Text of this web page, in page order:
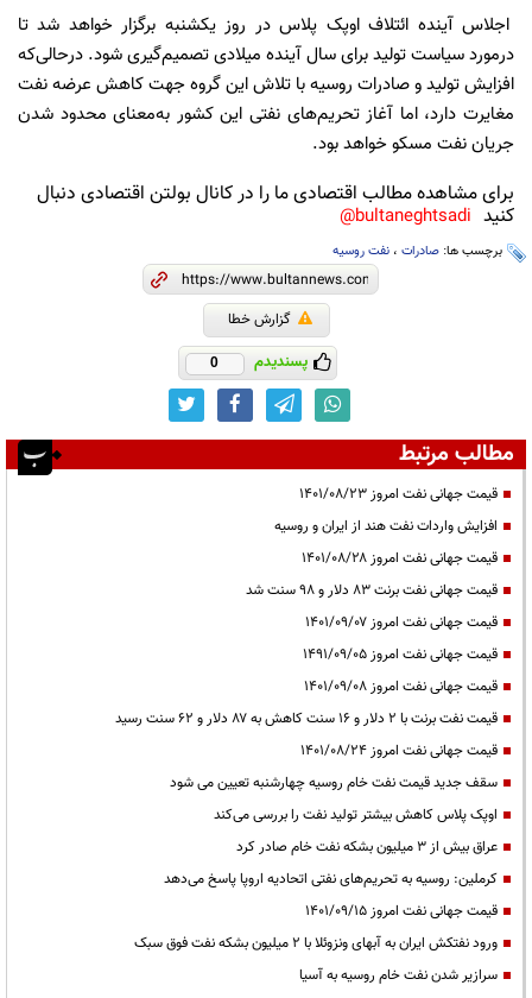
اجلاس آینده ائتلاف اوپک پلاس در روز یکشنبه برگزار خواهد شد تا
درمورد سیاست تولید برای سال آینده میلادی تصمیم‌گیری شود. درحالی‌که
افزایش تولید و صادرات روسیه با تلاش این گروه جهت کاهش عرضه نفت
مغایرت دارد، اما آغاز تحریم‌های نفتی این کشور به‌معنای محدود شدن
جریان نفت مسکو خواهد بود.
برای مشاهده مطالب اقتصادی ما را در کانال بولتن اقتصادی دنبال
کنید bultaneghtsadi@
برچسب ها: صادرات ، نفت روسیه
گزارش خطا
پسندیدم 0
مطالب مرتبط
قیمت جهانی نفت امروز ۱۴۰۱/۰۸/۲۳
افزایش واردات نفت هند از ایران و روسیه
قیمت جهانی نفت امروز ۱۴۰۱/۰۸/۲۸
قیمت جهانی نفت برنت ۸۳ دلار و ۹۸ سنت شد
قیمت جهانی نفت امروز ۱۴۰۱/۰۹/۰۷
قیمت جهانی نفت امروز ۱۴۹۱/۰۹/۰۵
قیمت جهانی نفت امروز ۱۴۰۱/۰۹/۰۸
قیمت نفت برنت با 2 دلار و 16 سنت کاهش به ۸۷ دلار و ۶۲ سنت رسید
قیمت جهانی نفت امروز ۱۴۰۱/۰۸/۲۴
سقف جدید قیمت نفت خام روسیه چهارشنبه تعیین می شود
اوپک پلاس کاهش بیشتر تولید نفت را بررسی می‌کند
عراق بیش از ۳ میلیون بشکه نفت خام صادر کرد
کرملین: روسیه به تحریم‌های نفتی اتحادیه اروپا پاسخ می‌دهد
قیمت جهانی نفت امروز ۱۴۰۱/۰۹/۱۵
ورود نفتکش ایران به آبهای ونزوئلا با ۲ میلیون بشکه نفت فوق سبک
سرازیر شدن نفت خام روسیه به آسیا